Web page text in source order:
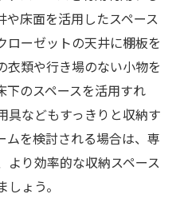
や床面を活用したスペース
ローゼットの天井に棚板を
衣類や行き場のない小物を
下のスペースを活用すれ
具などもすっきりと収納す
ムを検討される場合は、専
より効率的な収納スペース
ょう。